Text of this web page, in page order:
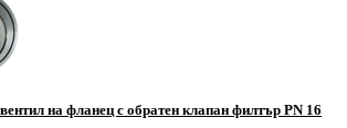
течности и нафта/
на фланец с обратен клапан филтър PN 16